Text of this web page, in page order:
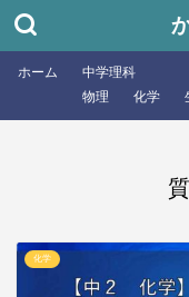
ホーム
中学理科
物理
化学
化学